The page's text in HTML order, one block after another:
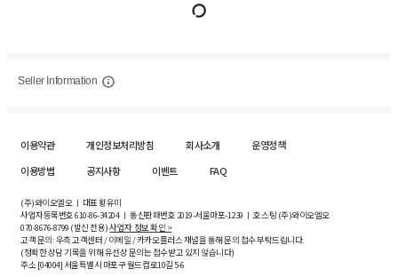
Seller Information
이용약관 개인정보처리방침 회사소개
운영정책
이용방법
공지사항 이벤트 FAQ
(주)와이오엘오 ㅣ 대표 황유미
사업자등록번호610-86-34204ㅣ 통신판매번호 2019-서울마포-1239 ㅣ 호스팅 (주)와이오엘오
070-8676-8799 (발신 전용)사업자 정보 확인 >
고객 문의: 우측 고객센터 / 이메일 / 카카오플러스 채널을 통해 문의 접수 부탁드립니다.
(정확한 상담 기록을 위해 유선상 문의는 접수받고 있지 않습니다)
주소 [04004] 서울특별시 마포구 월드컵로10길5-6